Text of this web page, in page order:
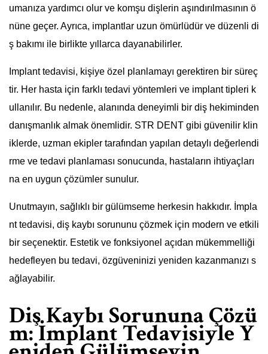
umanıza yardımcı olur ve komşu dişlerin aşındırılmasının ö
nüne geçer. Ayrıca, implantlar uzun ömürlüdür ve düzenli di
ş bakımı ile birlikte yıllarca dayanabilirler.
Implant tedavisi, kişiye özel planlamayı gerektiren bir süreç
tir. Her hasta için farklı tedavi yöntemleri ve implant tipleri k
ullanılır. Bu nedenle, alanında deneyimli bir diş hekiminden
danışmanlık almak önemlidir. STR DENT gibi güvenilir klin
iklerde, uzman ekipler tarafından yapılan detaylı değerlendi
rme ve tedavi planlaması sonucunda, hastaların ihtiyaçları
na en uygun çözümler sunulur.
Unutmayın, sağlıklı bir gülümseme herkesin hakkıdır. İmpla
nt tedavisi, diş kaybı sorununu çözmek için modern ve etkili
bir seçenektir. Estetik ve fonksiyonel açıdan mükemmelliği
hedefleyen bu tedavi, özgüveninizi yeniden kazanmanızı s
ağlayabilir.
Diş Kaybı Sorununa Çözü
m: İmplant Tedavisiyle Y